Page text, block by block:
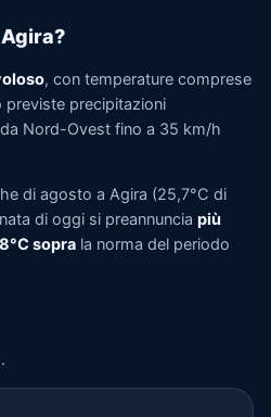
, con temperature comprese
previste precipitazioni
Nord-Ovest fino a 35 km/h
di agosto a Agira (25,7°C di
di oggi si preannuncia più
sopra la norma del periodo